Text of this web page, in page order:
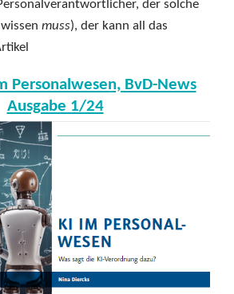
der solche
muss), der kann all das
Personalwesen, BvD-News
Ausgabe 1/24